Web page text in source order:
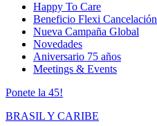
Happy To Care
Beneficio Flexi Cancelación
Nueva Campaña Global
Novedades
Aniversario 75 años
Meetings & Events
Ponete la 45!
BRASIL Y CARIBE